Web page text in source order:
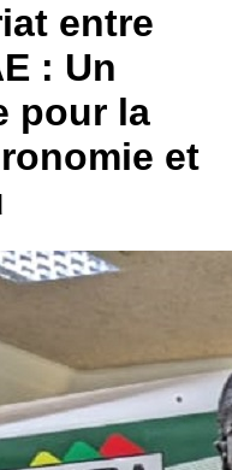
entre
: Un
pour la
et